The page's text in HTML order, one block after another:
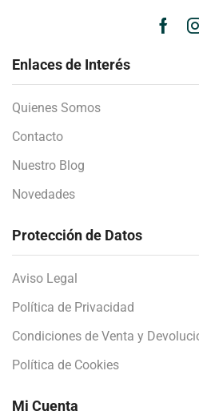
Enlaces de Interés
Quienes Somos
Contacto
Nuestro Blog
Novedades
Protección de Datos
Aviso Legal
Política de Privacidad
Condiciones de Venta y
Política de Cookies
Mi Cuenta